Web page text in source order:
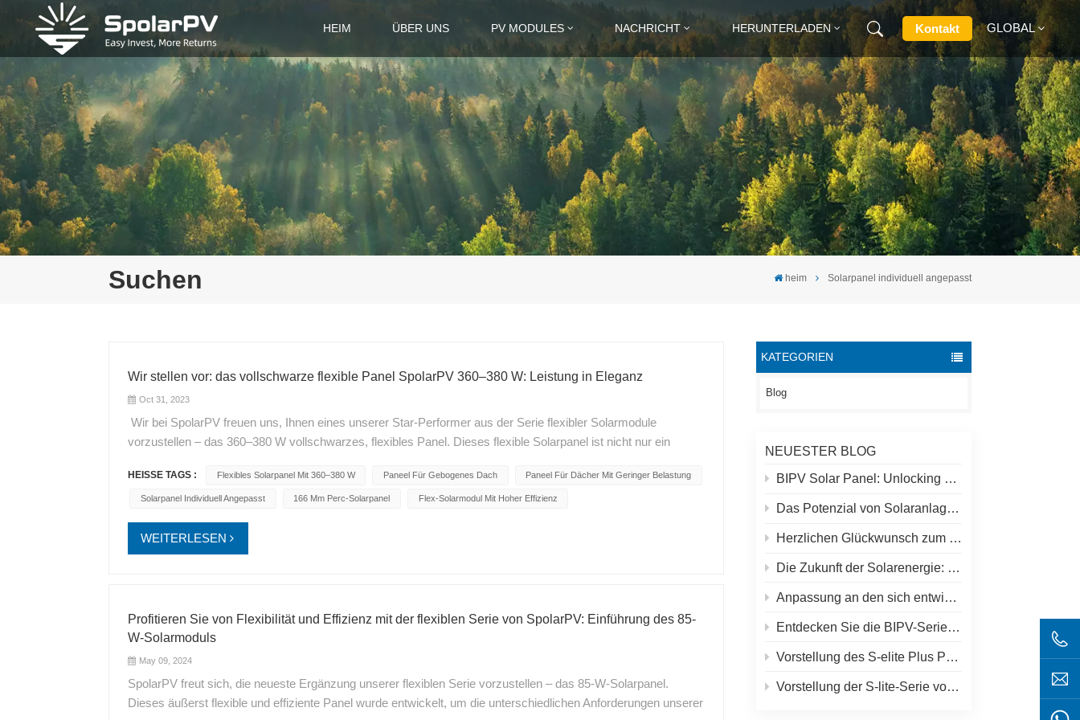
HEIM ÜBER UNS PV MODULES NACHRICHT HERUNTERLADEN Kontakt GLOBAL
English
Français
Deutsch
Русский
Italiano
Español
Suchen heim Solarpanel individuell angepasst
KATEGORIEN
Blog
NEUESTER BLOG
BIPV Solar Panel: Unlocking New Solar Opportunities Beyond Traditional Roofs
Das Potenzial von Solaranlagen auf Dächern und Spolar-Lösungen
Herzlichen Glückwunsch zum höchsten Solarkraftwerk der Welt in Tibet!
Die Zukunft der Solarenergie: S-Elite Plus 680W Solarpanel von SpolarPV
Anpassung an den sich entwickelnden Solarmarkt: SpolarPVs Strategie für 2024
Entdecken Sie die BIPV-Serie von SpolarPV: Innovative Solarlösungen für moderne Architektur
Vorstellung des S-elite Plus PV-Moduls von SpolarPV: beidseitige Stromerzeugung mit Topcon-Technologie
Vorstellung der S-lite-Serie von SpolarPV: Modernste Solarmodule für maximale Effizienz
Wir stellen vor: das vollschwarze flexible Panel SpolarPV 360–380 W: Leistung in Eleganz
Oct 31, 2023
Wir bei SpolarPV freuen uns, Ihnen eines unserer Star-Performer aus der Serie flexibler Solarmodule
vorzustellen – das 360–380 W vollschwarzes, flexibles Panel. Dieses flexible Solarpanel ist nicht nur ein
Solaranlage. Hauptmerkmale: Hohe Ausgangsleistung: Mit einem Leistungsbereich von 360 bis 380 Watt
Vollschwarzes, flexibles Panel Bietet eine robuste Energieerzeugungskapazität und stellt sicher, dass Sie das
Größe von jeweils 166 mm, die darauf ausgelegt sind, Sonnenenergie effizient einzufangen und
umzuwandeln. Beeindruckende Effizienz: Mit einem Umwandlungswirkungsgrad von 21,35 % maximiert
(Metal Wrap Through), was eine erstklassige Energieumwandlung und Langlebigkeit garantiert. Elegantes,
komplett schwarzes Design: Unser Full Black Flexible Panel bietet nicht nur eine gute Leistung; es sieht auch
toll aus. Das schlanke, komplett schwarze Design verleiht jeder Installation einen Hauch von
sich dieses Paneel den Konturen gebogener Dächer an und eignet sich daher perfekt für Architekturprojekte.
Es eignet sich auch für Dächer mit geringer Belastung, Carports und andere vielfältige Anwendungen. Warum
HEISSE TAGS : Flexibles Solarpanel Mit 360–380 W Paneel Für Gebogenes Dach Paneel Für Dächer Mit Geringer Belastung
Solarpanel Individuell Angepasst 166 Mm Perc-Solarpanel Flex-Solarmodul Mit Hoher Effizienz
WEITERLESEN
Profitieren Sie von Flexibilität und Effizienz mit der flexiblen Serie von SpolarPV: Einführung des 85-
W-Solarmoduls
May 09, 2024
SpolarPV freut sich, die neueste Ergänzung unserer flexiblen Serie vorzustellen – das 85-W-Solarpanel.
Dieses äußerst flexible und effiziente Panel wurde entwickelt, um die unterschiedlichen Anforderungen unserer